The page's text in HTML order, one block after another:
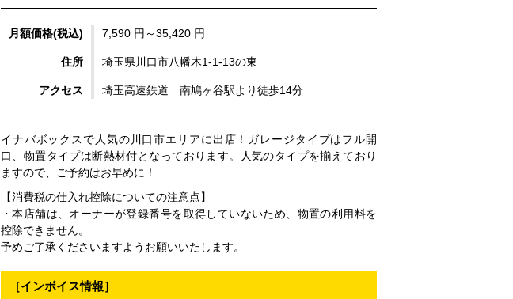
月額価格(税込) 7,590 円～35,420 円
住所 埼玉県川口市八幡木1-1-13の東
アクセス 埼玉高速鉄道 南鳩ヶ谷駅より徒歩14分
イナバボックスで人気の川口市エリアに出店！ガレージタイプはフル開
口、物置タイプは断熱材付となっております。人気のタイプを揃えており
ますので、ご予約はお早めに！
【消費税の仕入れ控除についての注意点】
・本店舗は、オーナーが登録番号を取得していないため、物置の利用料を
控除できません。
予めご了承くださいますようお願いいたします。
［インボイス情報］